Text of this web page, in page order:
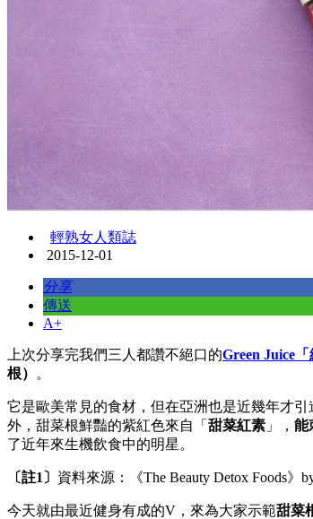
輕熟女人類誌
2015-12-01
分享
傳送
A+
上次分享完我們三人都讚不絕口的Green Juice「
根）
。
它是歐美常見的食材，但在亞洲也是近幾年才
外，甜菜根鮮豔的紫紅色來自「 甜菜紅素 」， 能
了近年來生機飲食中的明星。
〔註1〕 資料來源：《The Beauty Detox Foods》
今天就由最近健身有成的V，來為大家示範甜菜